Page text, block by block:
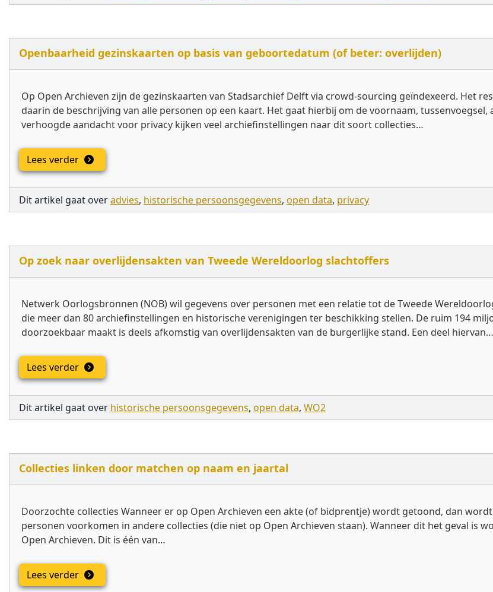
Openbaarheid gezinskaarten op basis van geboortedatum (of beter: overlijden)
Op Open Archieven zijn de gezinskaarten van Stadsarchief Delft via crowd-sourcing geïndexeerd. Het
daarin de beschrijving van alle personen op een kaart. Het gaat hierbij om de voornaam,
verhoogde aandacht voor privacy kijken veel archiefinstellingen naar dit soort collecties…
Lees verder
Dit artikel gaat overadvies, historische persoonsgegevens, open data, privacy
Op zoek naar overlijdensakten van Tweede Wereldoorlog slachtoffers
Netwerk Oorlogsbronnen (NOB) wil gegevens over personen met een relatie tot de Tweede
die meer dan 80 archiefinstellingen en historische verenigingen ter beschikking stellen. De ruim 194
doorzoekbaar maakt is deels afkomstig van overlijdensakten van de burgerlijke stand. Een deel hiervan…
Lees verder
Dit artikel gaat over historische persoonsgegevens, open data, WO2
Collecties linken door matchen op naam en jaartal
Doorzochte collecties Wanneer er op Open Archieven een akte (of bidprentje) wordt getoond, dan
personen voorkomen in andere collecties (die niet op Open Archieven staan). Wanneer dit het geval is
Open Archieven. Dit is één van…
Lees verder